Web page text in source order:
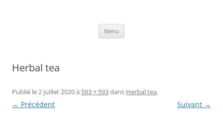
Menu
Herbal tea
Publié le2 juillet 2020à 593 × 593dans Herbal tea.
← Précédent Suivant →